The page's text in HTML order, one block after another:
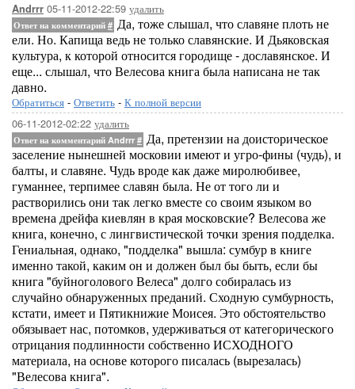
Andrrr 05-11-2012-22:59 удалить
Ответ на комментарий # Да, тоже слышал, что славяне плоть не
ели. Но. Капища ведь не только славянские. И Дьяковская
культура, к которой относится городище - дославянское. И
еще... слышал, что Велесова книга была написана не так
давно.
Обратиться - Ответить - К полной версии
06-11-2012-02:22 удалить
Ответ на комментарий Andrrr # Да, претензии на доисторическое
заселение нынешней московии имеют и угро-фины (чудь), и
балты, и славяне. Чудь вроде как даже миролюбивее,
гуманнее, терпимее славян была. Не от того ли и
растворились они так легко вместе со своим языком во
времена дрейфа киевлян в края московские? Велесова же
книга, конечно, с лингвистической точки зрения подделка.
Гениальная, однако, "подделка" вышла: сумбур в книге
именно такой, каким он и должен был бы быть, если бы
книга "буйноголового Велеса" долго собиралась из
случайно обнаруженных преданий. Сходную сумбурность,
кстати, имеет и Пятикнижие Моисея. Это обстоятельство
обязывает нас, потомков, удерживаться от категорического
отрицания подлинности собственно ИСХОДНОГО
материала, на основе которого писалась (вырезалась)
"Велесова книга".